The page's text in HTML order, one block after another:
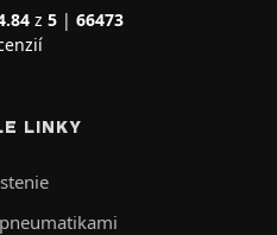
z 5| 66473
LINKY